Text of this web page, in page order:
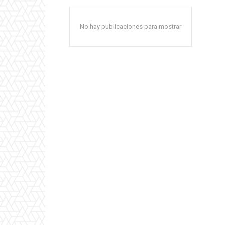
No hay publicaciones para mostrar